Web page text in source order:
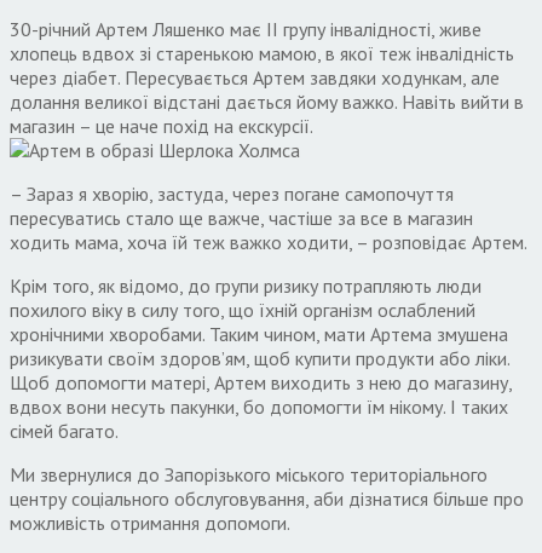
30-річний Артем Ляшенко має ІІ групу інвалідності, живе
хлопець вдвох зі старенькою мамою, в якої теж інвалідність
через діабет. Пересувається Артем завдяки ходункам, але
долання великої відстані дається йому важко. Навіть вийти в
магазин – це наче похід на екскурсії.
– Зараз я хворію, застуда, через погане самопочуття
пересуватись стало ще важче, частіше за все в магазин
ходить мама, хоча їй теж важко ходити, – розповідає Артем.
Крім того, як відомо, до групи ризику потрапляють люди
похилого віку в силу того, що їхній організм ослаблений
хронічними хворобами. Таким чином, мати Артема змушена
ризикувати своїм здоров’ям, щоб купити продукти або ліки.
Щоб допомогти матері, Артем виходить з нею до магазину,
вдвох вони несуть пакунки, бо допомогти їм нікому. І таких
сімей багато.
Ми звернулися до Запорізького міського територіального
центру соціального обслуговування, аби дізнатися більше про
можливість отримання допомоги.